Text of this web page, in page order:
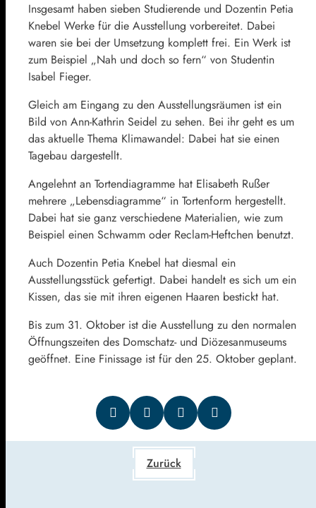
Insgesamt haben sieben Studierende und Dozentin Petia
Knebel Werke für die Ausstellung vorbereitet. Dabei
waren sie bei der Umsetzung komplett frei. Ein Werk ist
zum Beispiel „Nah und doch so fern“ von Studentin
Isabel Fieger.
Gleich am Eingang zu den Ausstellungsräumen ist ein
Bild von Ann-Kathrin Seidel zu sehen. Bei ihr geht es um
das aktuelle Thema Klimawandel: Dabei hat sie einen
Tagebau dargestellt.
Angelehnt an Tortendiagramme hat Elisabeth Rußer
mehrere „Lebensdiagramme“ in Tortenform hergestellt.
Dabei hat sie ganz verschiedene Materialien, wie zum
Beispiel einen Schwamm oder Reclam-Heftchen benutzt.
Auch Dozentin Petia Knebel hat diesmal ein
Ausstellungsstück gefertigt. Dabei handelt es sich um ein
Kissen, das sie mit ihren eigenen Haaren bestickt hat.
Bis zum 31. Oktober ist die Ausstellung zu den normalen
Öffnungszeiten des Domschatz- und Diözesanmuseums
geöffnet. Eine Finissage ist für den 25. Oktober geplant.
Zurück